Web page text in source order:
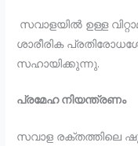
സവാളയിൽ ഉള്ള
ശാരീരിക
സഹായിക്കുന്നു.
പ്രമേഹ നിയന്ത്രണം
സവാള രക്തത്തിലെ